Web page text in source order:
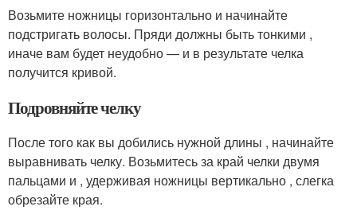
Возьмите ножницы горизонтально и начинайте
подстригать волосы. Пряди должны быть тонкими ,
иначе вам будет неудобно — и в результате челка
получится кривой.
Подровняйте челку
После того как вы добились нужной длины , начинайте
выравнивать челку. Возьмитесь за край челки двумя
пальцами и , удерживая ножницы вертикально , слегка
обрезайте края.